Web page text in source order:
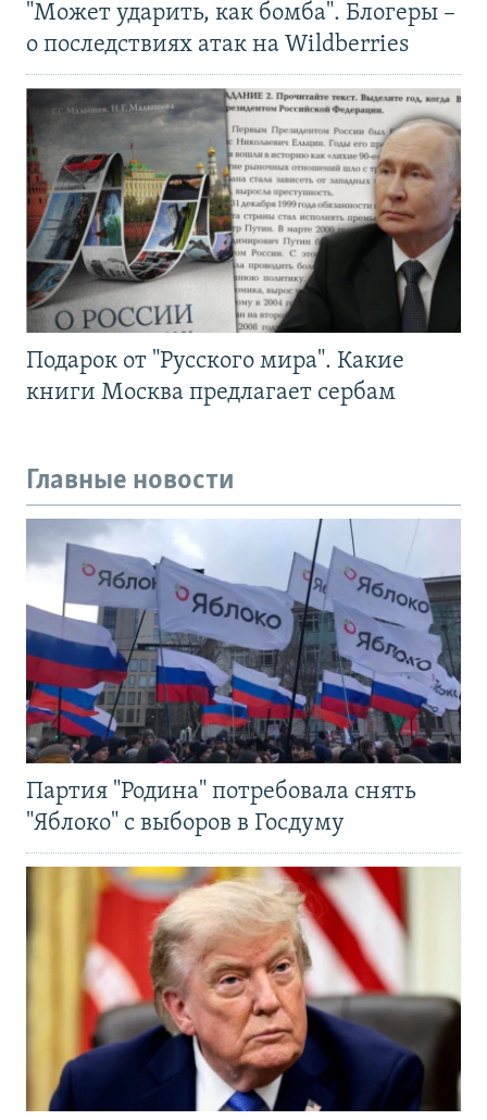
"Может ударить, как бомба". Блогеры –
о последствиях атак на Wildberries
Подарок от "Русского мира". Какие
книги Москва предлагает сербам
Главные новости
Партия "Родина" потребовала снять
"Яблоко" с выборов в Госдуму